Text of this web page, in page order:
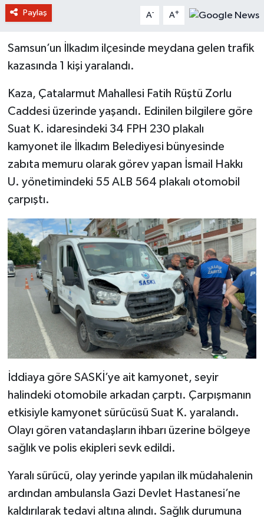
Paylaş A- A+
Samsun’un İlkadım ilçesinde meydana gelen trafik
kazasında 1 kişi yaralandı.
Kaza, Çatalarmut Mahallesi Fatih Rüştü Zorlu
Caddesi üzerinde yaşandı. Edinilen bilgilere göre
Suat K. idaresindeki 34 FPH 230 plakalı
kamyonet ile İlkadım Belediyesi bünyesinde
zabıta memuru olarak görev yapan İsmail Hakkı
U. yönetimindeki 55 ALB 564 plakalı otomobil
çarpıştı.
İddiaya göre SASKİ’ye ait kamyonet, seyir
halindeki otomobile arkadan çarptı. Çarpışmanın
etkisiyle kamyonet sürücüsü Suat K. yaralandı.
Olayı gören vatandaşların ihbarı üzerine bölgeye
sağlık ve polis ekipleri sevk edildi.
Yaralı sürücü, olay yerinde yapılan ilk müdahalenin
ardından ambulansla Gazi Devlet Hastanesi’ne
kaldırılarak tedavi altına alındı. Sağlık durumuna